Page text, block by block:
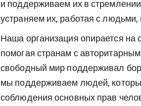
и поддерживаем их в
устраняем их, работая с
Наша организация опирается на
помогая странам с
свободный мир поддерживал
мы поддерживаем людей,
соблюдения основных прав